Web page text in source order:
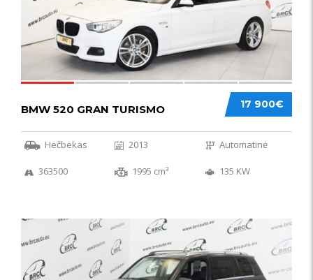
17 900€
BMW 520 GRAN TURISMO
Hečbekas 2013 Automatinė
363500 1995 cm³ 135 KW
IŠSKIRTINIS